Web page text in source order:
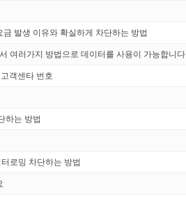
발생 이유와 확실하게 차단하는 방법
여러가지 방법으로 데이터를 사용이 가능합니다
객센타 번호
하는 방법
로밍 차단하는 방법